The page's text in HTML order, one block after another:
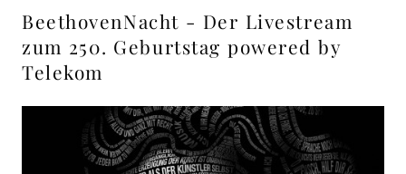
250.
Geburtstag
powered
BeethovenNacht - Der Livestream
zum 250. Geburtstag powered by
Telekom